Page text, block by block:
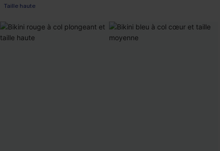
Taille haute